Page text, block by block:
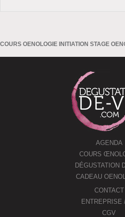
COURS OENOLOGIE INITIATION STAGE
AGENDA
COURS
DÉGUSTATION
CADEAU
CONTACT
ENTREPRISE
CGV